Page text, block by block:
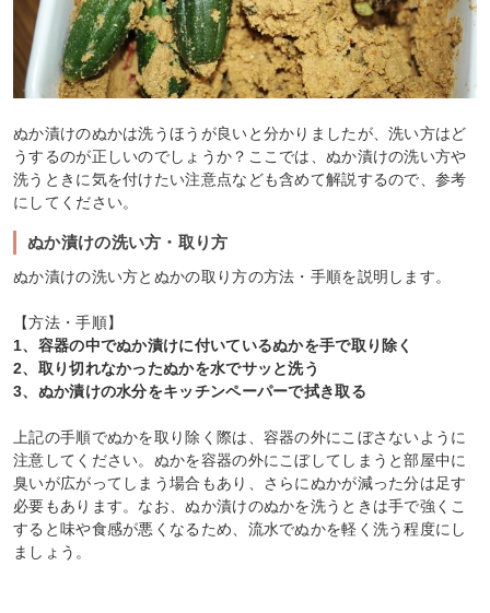
ぬか漬けのぬかは洗うほうが良いと分かりましたが、洗い方はど
うするのが正しいのでしょうか？ここでは、ぬか漬けの洗い方や
洗うときに気を付けたい注意点なども含めて解説するので、参考
にしてください。
ぬか漬けの洗い方・取り方
ぬか漬けの洗い方とぬかの取り方の方法・手順を説明します。
【方法・手順】
1、容器の中でぬか漬けに付いているぬかを手で取り除く
2、取り切れなかったぬかを水でサッと洗う
3、ぬか漬けの水分をキッチンペーパーで拭き取る
上記の手順でぬかを取り除く際は、容器の外にこぼさないように
注意してください。ぬかを容器の外にこぼしてしまうと部屋中に
臭いが広がってしまう場合もあり、さらにぬかが減った分は足す
必要もあります。なお、ぬか漬けのぬかを洗うときは手で強くこ
すると味や食感が悪くなるため、流水でぬかを軽く洗う程度にし
ましょう。